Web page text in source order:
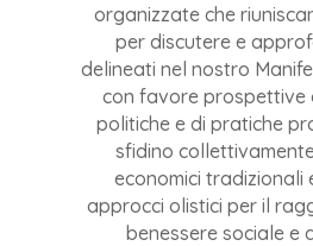
organizzate che
per discutere e
delineati nel nostro
con favore prospettive
politiche e di pratiche
sfidino
economici tradizionali
approcci olistici per il
benessere sociale e